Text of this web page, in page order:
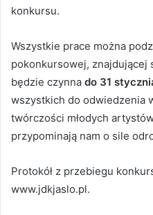
konkursu.
Wszystkie prace można
pokonkursowej, znajdującej
będzie czynna do 31
wszystkich do odwiedzenia
twórczości młodych
przypominają nam o sile
Protokół z przebiegu
www.jdkjaslo.pl.